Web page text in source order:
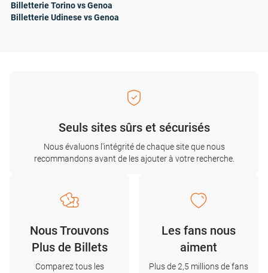
Billetterie Torino vs Genoa
Billetterie Udinese vs Genoa
Seuls sites sûrs et sécurisés
Nous évaluons l'intégrité de chaque site que nous
recommandons avant de les ajouter à votre recherche.
Nous Trouvons
Plus de Billets
Comparez tous les
Les fans nous
aiment
Plus de 2,5 millions de fans